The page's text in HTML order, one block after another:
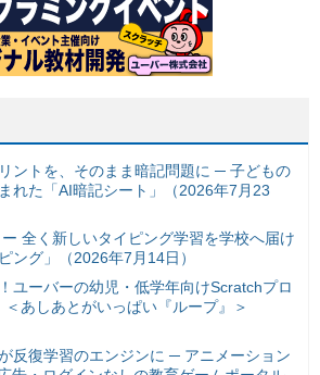
ントを、そのまま暗記問題に ─ 子どもの
れた「AI暗記シート」（2026年7月23
全く新しいタイピング学習を学校へ届け
ング」（2026年7月14日）
ユーバーの幼児・低学年向けScratchプロ
あしあとがいっぱい『ループ』＞
反復学習のエンジンに ─ アニメーション